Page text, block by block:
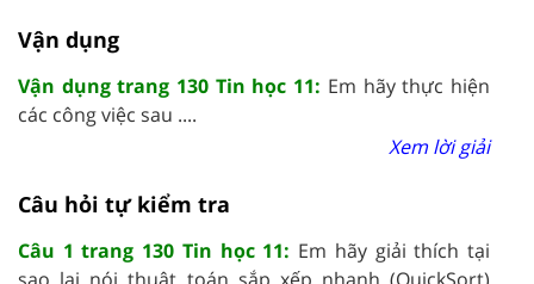
Vận dụng
Vận dụng trang 130 Tin học 11: Em hãy thực hiện
các công việc sau ....
Xem lời giải
Câu hỏi tự kiểm tra
Câu 1 trang 130 Tin học 11: Em hãy giải thích tại